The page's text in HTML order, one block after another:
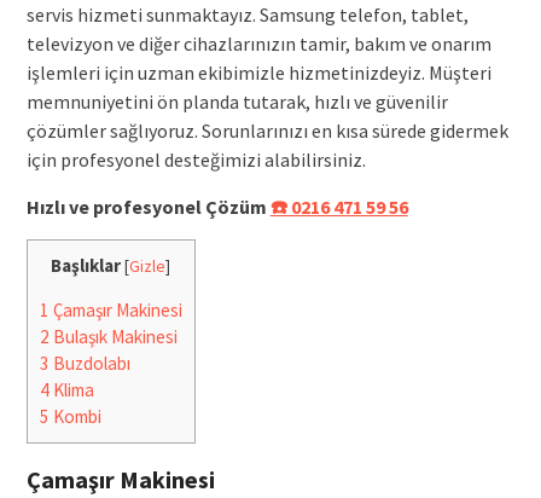
servis hizmeti sunmaktayız. Samsung telefon, tablet,
televizyon ve diğer cihazlarınızın tamir, bakım ve onarım
işlemleri için uzman ekibimizle hizmetinizdeyiz. Müşteri
memnuniyetini ön planda tutarak, hızlı ve güvenilir
çözümler sağlıyoruz. Sorunlarınızı en kısa sürede gidermek
için profesyonel desteğimizi alabilirsiniz.
Hızlı ve profesyonel Çözüm ☎️ 0216 471 59 56
Başlıklar[Gizle]
1 Çamaşır Makinesi
2 Bulaşık Makinesi
3 Buzdolabı
4Klima
5 Kombi
Çamaşır Makinesi